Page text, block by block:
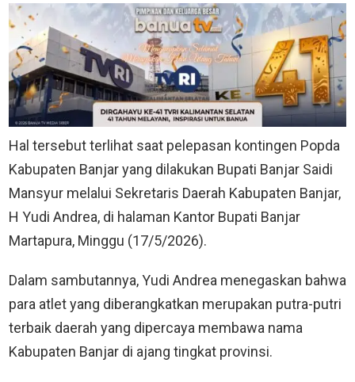
Hal tersebut terlihat saat pelepasan kontingen Popda
Kabupaten Banjar yang dilakukan Bupati Banjar Saidi
Mansyur melalui Sekretaris Daerah Kabupaten Banjar,
H Yudi Andrea, di halaman Kantor Bupati Banjar
Martapura, Minggu (17/5/2026).
Dalam sambutannya, Yudi Andrea menegaskan bahwa
para atlet yang diberangkatkan merupakan putra-putri
terbaik daerah yang dipercaya membawa nama
Kabupaten Banjar di ajang tingkat provinsi.